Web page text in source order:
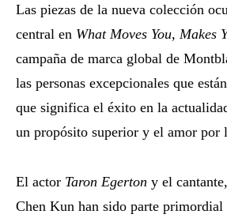
Las piezas de la nueva colección
central en What Moves You, Makes
campaña de marca global de
las personas excepcionales que
que significa el éxito en la
un propósito superior y el amor por
El actor Taron Egerton y el
Chen Kun han sido parte primordial